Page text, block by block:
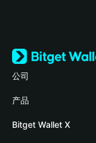
公司
关于 Bitget Wallet
博客
产品
加密卡
Bitget Wallet X